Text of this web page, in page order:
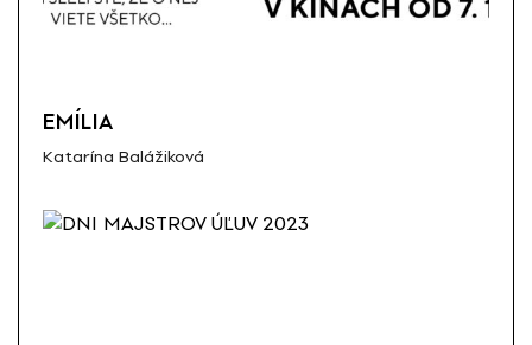
EMÍLIA
Katarína Balážiková